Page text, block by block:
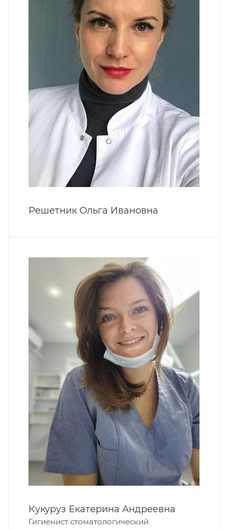
Решетник Ольга Ивановна
Кукуруз Екатерина Андреевна
Гигиенист стоматологический